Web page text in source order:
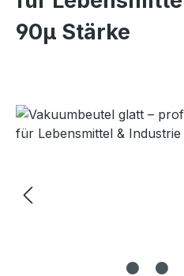
90µ Stärke
Bildergalerie überspringen